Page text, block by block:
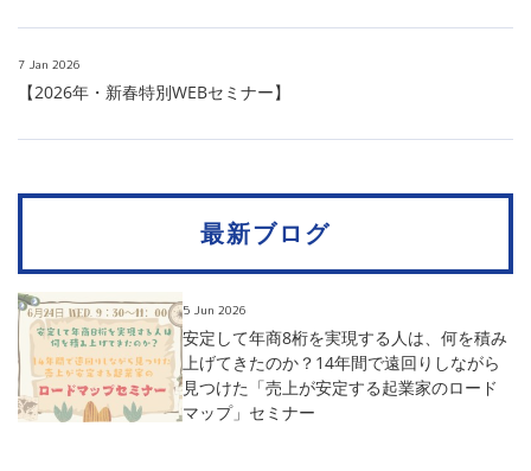
7 Jan 2026
【2026年・新春特別WEBセミナー】
最新ブログ
5 Jun 2026
安定して年商8桁を実現する人は、何を積み
上げてきたのか？14年間で遠回りしながら
見つけた「売上が安定する起業家のロード
マップ」セミナー